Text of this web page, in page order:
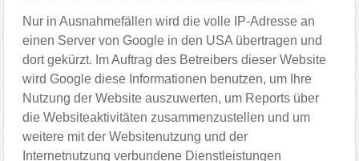
Nur in Ausnahmefällen wird die volle IP-Adresse an
einen Server von Google in den USA übertragen und
dort gekürzt. Im Auftrag des Betreibers dieser Website
wird Google diese Informationen benutzen, um Ihre
Nutzung der Website auszuwerten, um Reports über
die Websiteaktivitäten zusammenzustellen und um
weitere mit der Websitenutzung und der
Internetnutzung verbundene Dienstleistungen